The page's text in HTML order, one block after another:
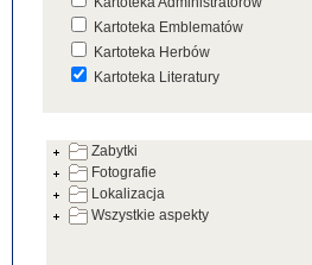
Kartoteka Emblematów
Kartoteka Herbów
Kartoteka Literatury
Kartoteka Warsztatów
Kartoteka Zabytków
Zabytki
Fotografie
Lokalizacja
Wszystkie aspekty